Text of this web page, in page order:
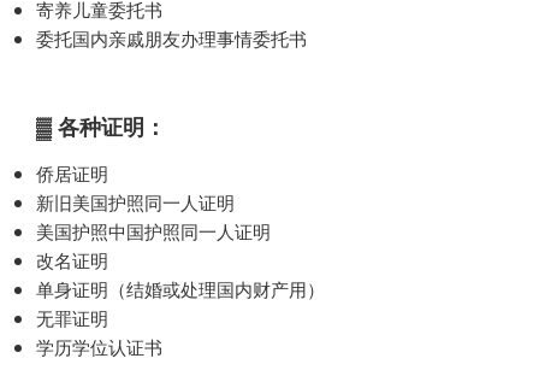
寄养儿童委托书
委托国内亲戚朋友办理事情委托书
▓ 各种证明：
侨居证明
新旧美国护照同一人证明
美国护照中国护照同一人证明
改名证明
单身证明（结婚或处理国内财产用）
无罪证明
学历学位认证书